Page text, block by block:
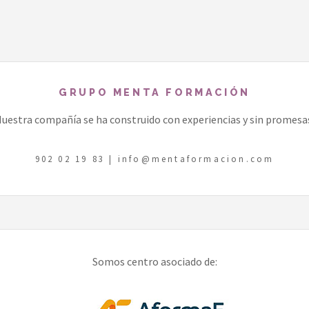
GRUPO MENTA FORMACIÓN
compañía se ha construido con experiencias y sin
902 02 19 83 | info@mentaformacion.com
Somos centro asociado de: